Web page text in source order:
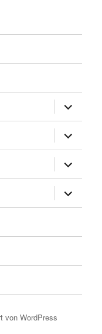
anzeigen
anzeigen
anzeigen
anzeigen
von WordPress